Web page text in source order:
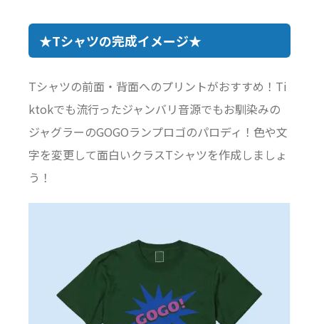
★Tシャツの完成イメージ★
Tシャツの前面・背面へのプリントがおすすめ！Ti
ktokでも流行ったジャンバリ音源でもお馴染みの
ジャグラーのGOGOランプロゴのパロディ！色や文
字を変更して面白いクラスTシャツを作成しましょ
う！